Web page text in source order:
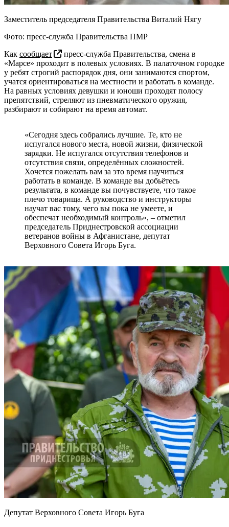
Заместитель председателя Правительства Виталий Нягу
Фото: пресс-служба Правительства ПМР
Как сообщает
пресс-служба Правительства, смена в
«Марсе» проходит в полевых условиях. В палаточном городке
у ребят строгий распорядок дня, они занимаются спортом,
учатся ориентироваться на местности и работать в команде.
На равных условиях девушки и юноши проходят полосу
препятствий, стреляют из пневматического оружия,
разбирают и собирают на время автомат.
«Сегодня здесь собрались лучшие. Те, кто не
испугался нового места, новой жизни, физической
зарядки. Не испугался отсутствия телефонов и
отсутствия связи, определённых сложностей.
Хочется пожелать вам за это время научиться
работать в команде. В команде вы добьётесь
результата, в команде вы почувствуете, что такое
плечо товарища. А руководство и инструкторы
научат вас тому, чего вы пока не умеете, и
обеспечат необходимый контроль», – отметил
председатель Приднестровской ассоциации
ветеранов войны в Афганистане, депутат
Верховного Совета Игорь Буга.
Депутат Верховного Совета Игорь Буга